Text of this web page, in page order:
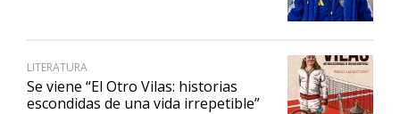
LITERATURA
Se viene “El Otro Vilas: historias
escondidas de una vida irrepetible”